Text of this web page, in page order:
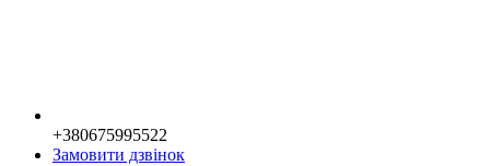
+380675995522
Замовити дзвінок